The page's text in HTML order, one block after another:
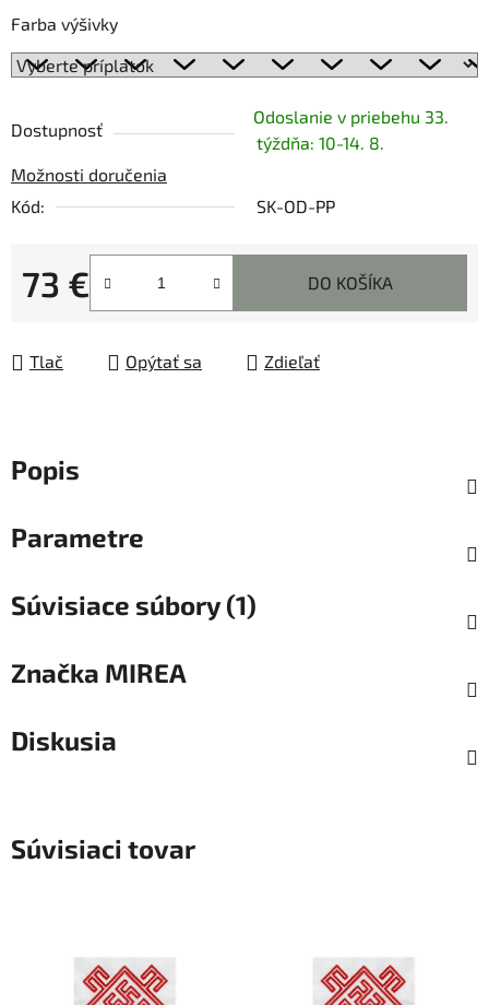
Farba výšivky
Dostupnosť
Odoslanie v priebehu 33.
týždňa: 10-14. 8.
Možnosti doručenia
Kód:
SK-OD-PP
73 €
Jednotková cena:
DO KOŠÍKA
Tlač Opýtať sa Zdieľať
Popis
Parametre
Súvisiace súbory (1)
Značka MIREA
Diskusia
Súvisiaci tovar